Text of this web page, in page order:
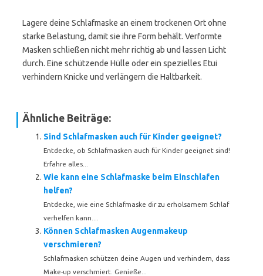
Lagere deine Schlafmaske an einem trockenen Ort ohne
starke Belastung, damit sie ihre Form behält. Verformte
Masken schließen nicht mehr richtig ab und lassen Licht
durch. Eine schützende Hülle oder ein spezielles Etui
verhindern Knicke und verlängern die Haltbarkeit.
Ähnliche Beiträge:
Sind Schlafmasken auch für Kinder geeignet?
Entdecke, ob Schlafmasken auch für Kinder geeignet sind!
Erfahre alles...
Wie kann eine Schlafmaske beim Einschlafen
helfen?
Entdecke, wie eine Schlafmaske dir zu erholsamem Schlaf
verhelfen kann....
Können Schlafmasken Augenmakeup
verschmieren?
Schlafmasken schützen deine Augen und verhindern, dass
Make-up verschmiert. Genieße...